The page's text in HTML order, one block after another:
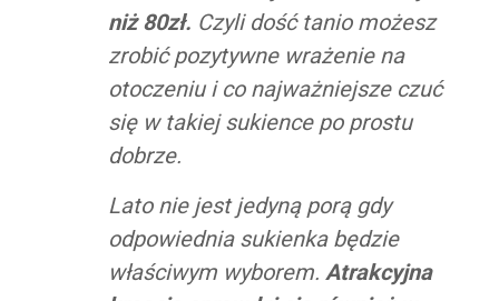
niż 80zł. Czyli dość tanio możesz
zrobić pozytywne wrażenie na
otoczeniu i co najważniejsze czuć
się w takiej sukience po prostu
dobrze.
Lato nie jest jedyną porą gdy
odpowiednia sukienka będzie
właściwym wyborem. Atrakcyjna